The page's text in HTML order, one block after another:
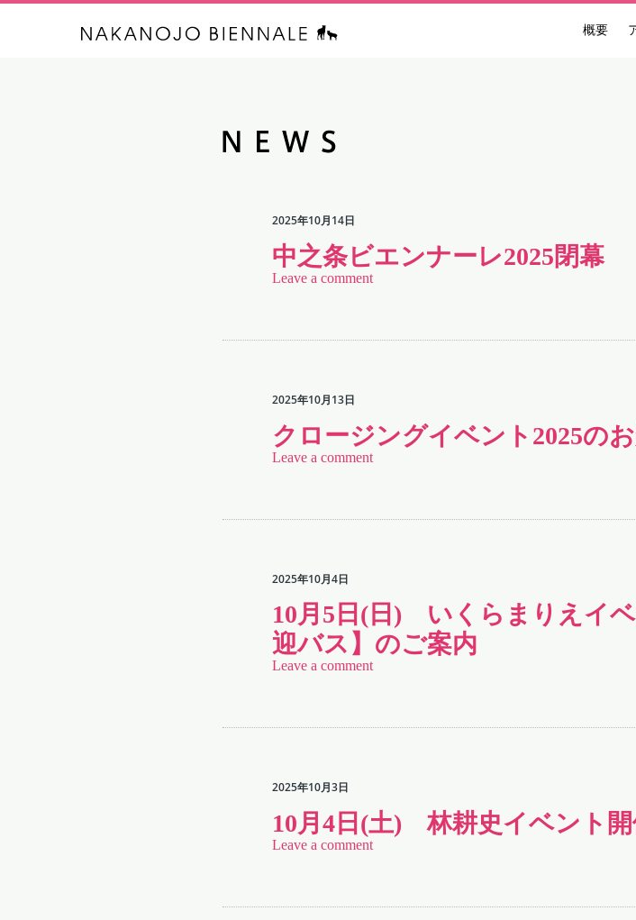
中之条ビエンナーレ 国際現代芸術祭 概要
2025年10月14日
中之条ビエンナーレ2025閉幕
Leave a comment
2025年10月13日
クロージングイベント2025の
Leave a comment
2025年10月4日
10月5日(日) いくらまりえイ
迎バス】のご案内
Leave a comment
2025年10月3日
10月4日(土) 林耕史イベント
Leave a comment